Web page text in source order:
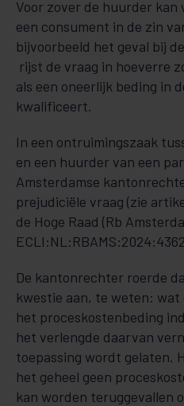
Voor zover de huurder kan
een consument in de zin
bijvoorbeeld het geval bij
rijst de vraag in hoeverre
als een oneerlijk beding in
kwalificeert.
In een ontruimingszaak
en een huurder van een
Amsterdamse
prejudiciële vraag (zie
de Hoge Raad (Rb
De kantonrechter roerde
kwestie aan, te weten:
het proceskostenbeding
het verlengde daarvan
toepassing wordt gelaten.
het geheel geen
kan worden teruggevallen